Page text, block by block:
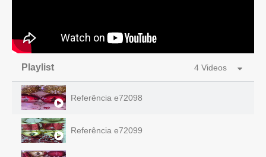
Playlist 4 Videos
Referência e72098
Referência e72099